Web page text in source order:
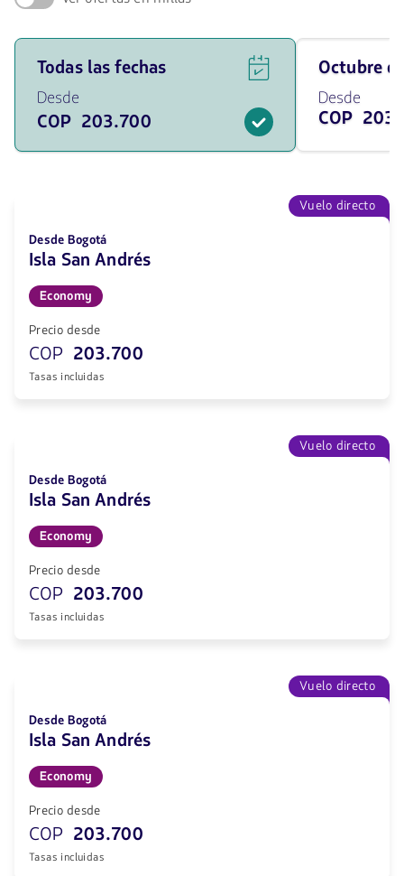
Ver
ofertas
de
vuelos
para
las
Todas las fechas
Desde
COP 203.700
Viaja
en
octubre
de
2026
203700
octubre
Desde
COP
Vuelo directo
Desde Bogotá
Isla San Andrés
Economy
Precio desde
COP 203.700
Tasas incluidas
Vuelo directo
Desde Bogotá
Isla San Andrés
Economy
Precio desde
COP 203.700
Tasas incluidas
Vuelo directo
Desde Bogotá
Isla San Andrés
Economy
Precio desde
COP 203.700
Tasas incluidas